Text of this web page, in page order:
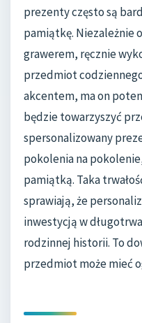
prezenty często są
pamiątkę. Niezależnie
grawerem, ręcznie
przedmiot
akcentem, ma on
będzie towarzyszyć
spersonalizowany
pokolenia na
pamiątką. Taka
sprawiają, że
inwestycją w
rodzinnej historii. To
przedmiot może mieć